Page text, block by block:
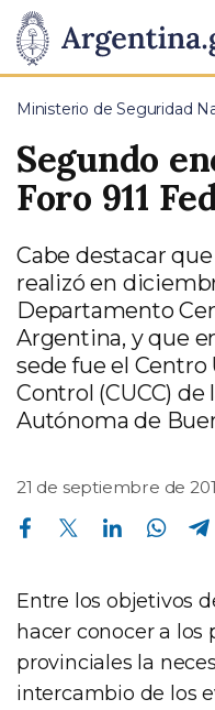
Presidencia
de
la
Nación
Pasar al contenido
Ministerio de Seguridad
Segundo
Foro 911
Cabe destacar
realizó en
Departamento
Argentina, y que
sede fue el
Control (CUCC)
Autónoma de
21 de septiembre de
Compartir en Facebook Compartir en Twitter Compartir en Linkedin Compartir en Whatsapp
Entre los objetivos
hacer conocer a los
provinciales la
intercambio de los